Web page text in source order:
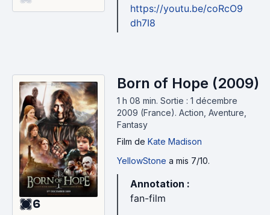
https://youtu.be/coRcO9
dh7I8
6
Born of Hope (2009)
1 h 08 min. Sortie : 1 décembre
2009 (France). Action, Aventure,
Fantasy
Film de Kate Madison
YellowStone a mis 7/10.
Annotation :
fan-film